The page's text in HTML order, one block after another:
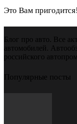
Это Вам пригодится!
Блог про авто. Все
автомобилей.
российского
Популярные посты